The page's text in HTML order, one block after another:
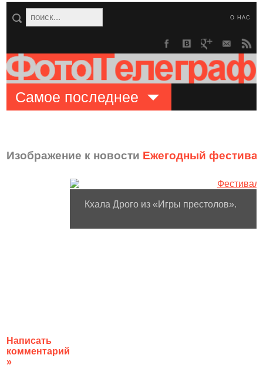
О НАС
Самое последнее
Изображение к новости Ежегодный
Написать
комментарий
»
Кхала Дрого из «Игры престолов».